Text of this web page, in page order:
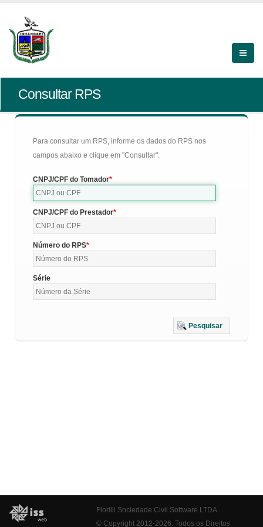
Consultar RPS
Para consultar um RPS, informe os dados do RPS nos
campos abaixo e clique em "Consultar".
CNPJ/CPF do Tomador
CNPJ/CPF do Prestador
Número do RPS
Série
Pesquisar
Fiorilli Sociedade Civil Software LTDA
© Copyright 2012-2026. Todos os Direitos